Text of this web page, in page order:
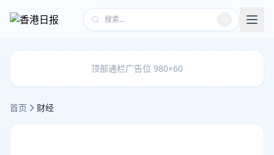
顶部通栏广告位 980×60
首页 财经